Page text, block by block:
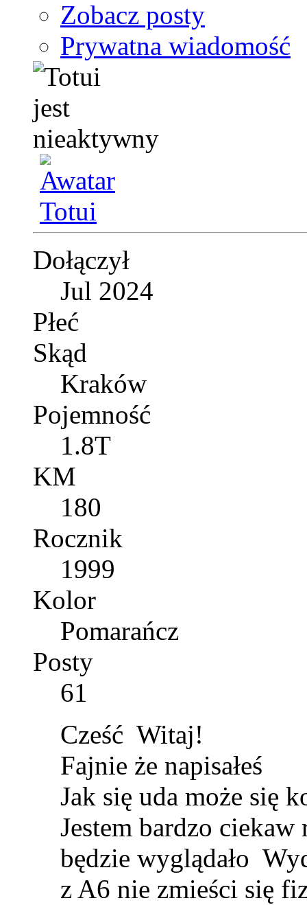
Zobacz posty
Prywatna wiadomość
Dołączył
Jul 2024
Płeć
Skąd
Kraków
Pojemność
1.8T
KM
180
Rocznik
1999
Kolor
Pomarańcz
Posty
61
Cześć Witaj!
Fajnie że napisałeś
Jak się uda może się
Jestem bardzo
będzie wyglądało
z A6 nie zmieści się